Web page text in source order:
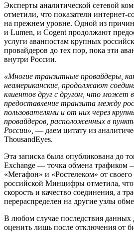
Эксперты аналитической сетевой
отметили, что показатели интернет-
на прежнем уровне. Одной из
и Lumen, и Cogent продолжают
услуги аванпостам крупных
провайдеров до тех пор, пока эти
внутри России.
«Многие транзитные провайдеры,
неамериканские, продолжают
клиентов друг с другом, что может
предоставление транзита между
пользователями и от них через
провайдеров, расположенных в
России», — даем цитату из
ThousandEyes.
Эта записка была опубликована до
Exchange — точка обмена трафиком
«Мегафон» и «Ростелеком» от
российской Минцифры отметила, что
скорость и качество соединения, а
перераспределен на другие узлы
В любом случае последствия данных
оценить лишь после отключения от